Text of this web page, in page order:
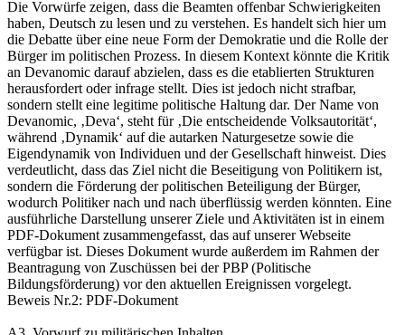
Die Vorwürfe zeigen, dass die Beamten offenbar Schwierigkeiten
haben, Deutsch zu lesen und zu verstehen. Es handelt sich hier um
die Debatte über eine neue Form der Demokratie und die Rolle der
Bürger im politischen Prozess. In diesem Kontext könnte die Kritik
an Devanomic darauf abzielen, dass es die etablierten Strukturen
herausfordert oder infrage stellt. Dies ist jedoch nicht strafbar,
sondern stellt eine legitime politische Haltung dar. Der Name von
Devanomic, ‚Deva‘, steht für ‚Die entscheidende Volksautorität‘,
während ‚Dynamik‘ auf die autarken Naturgesetze sowie die
Eigendynamik von Individuen und der Gesellschaft hinweist. Dies
verdeutlicht, dass das Ziel nicht die Beseitigung von Politikern ist,
sondern die Förderung der politischen Beteiligung der Bürger,
wodurch Politiker nach und nach überflüssig werden könnten. Eine
ausführliche Darstellung unserer Ziele und Aktivitäten ist in einem
PDF-Dokument zusammengefasst, das auf unserer Webseite
verfügbar ist. Dieses Dokument wurde außerdem im Rahmen der
Beantragung von Zuschüssen bei der PBP (Politische
Bildungsförderung) vor den aktuellen Ereignissen vorgelegt.
Beweis Nr.2: PDF-Dokument